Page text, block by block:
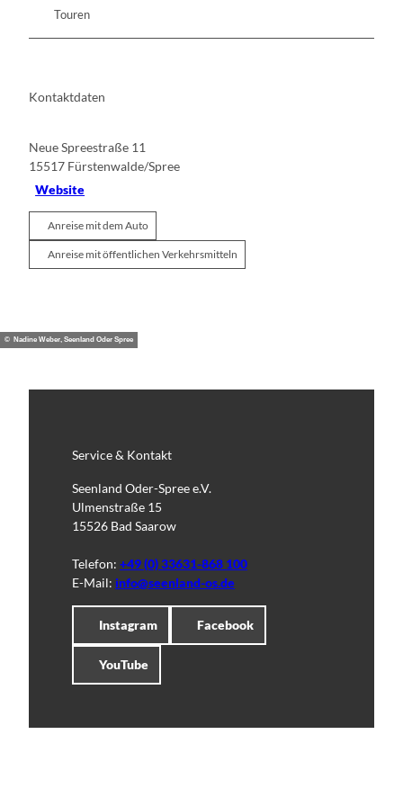
Touren
Kontaktdaten
Neue Spreestraße 11
15517 Fürstenwalde/Spree
Website
Anreise mit dem Auto
Anreise mit öffentlichen Verkehrsmitteln
© Nadine Weber, Seenland Oder Spree
Service & Kontakt
Seenland Oder-Spree e.V.
Ulmenstraße 15
15526 Bad Saarow
Telefon: +49 (0) 33631-868 100
E-Mail: info@seenland-os.de
Instagram Facebook
YouTube